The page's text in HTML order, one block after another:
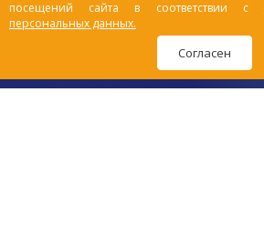
посещений сайта в соответствии с
персональных данных.
Согласен